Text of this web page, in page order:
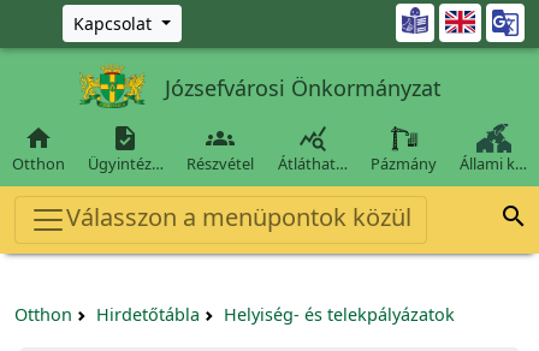
Ugrás a fő tartalomra
Kapcsolat 
Józsefvárosi Önkormányzat

Otthon

Ügyintéz…

Részvétel

Átláthat… Pázmány Állami k…
Válasszon a menüpontok közül 
Otthon Hirdetőtábla Helyiség- és telekpályázatok